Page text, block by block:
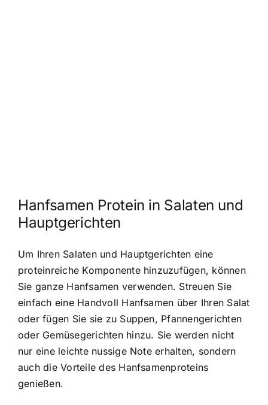
Hanfsamen Protein in Salaten und
Hauptgerichten
Um Ihren Salaten und Hauptgerichten eine
proteinreiche Komponente hinzuzufügen, können
Sie ganze Hanfsamen verwenden. Streuen Sie
einfach eine Handvoll Hanfsamen über Ihren Salat
oder fügen Sie sie zu Suppen, Pfannengerichten
oder Gemüsegerichten hinzu. Sie werden nicht
nur eine leichte nussige Note erhalten, sondern
auch die Vorteile des Hanfsamenproteins
genießen.